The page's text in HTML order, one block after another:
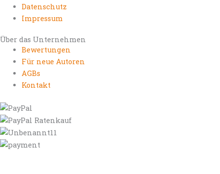
Datenschutz
Impressum
Über das Unternehmen
Bewertungen
Für neue Autoren
AGBs
Kontakt